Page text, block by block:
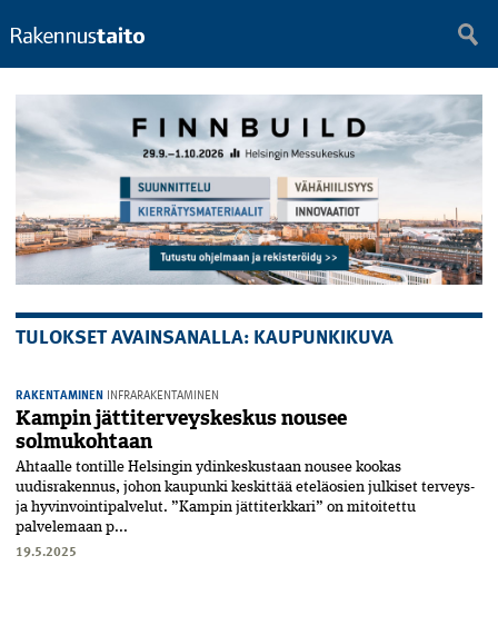
TULOKSET AVAINSANALLA: KAUPUNKIKUVA
RAKENTAMINEN INFRARAKENTAMINEN
Kampin jättiterveyskeskus nousee
solmukohtaan
Ahtaalle tontille Helsingin ydinkeskustaan nousee kookas
uudisrakennus, johon kaupunki keskittää eteläosien julkiset terveys-
ja hyvinvointipalvelut. ”Kampin jättiterkkari” on mitoitettu
palvelemaan p...
19.5.2025